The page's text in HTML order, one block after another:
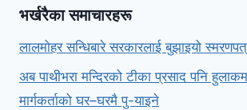
भर्खरैका समाचारहरू
लालमोहर सन्धिबारे सरकारलाई बुझाइयो
अब पाथीभरा मन्दिरको टीका प्रसाद पनि
मार्गकर्ताको घर–घरमै पु-याइने